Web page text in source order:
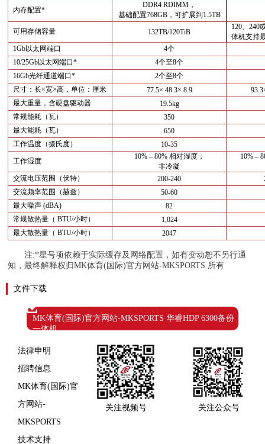
内存配置*
DDR4 RDIMM，
基础配置768GB，可扩展到1.5TB
可用存储容量 132TB/120TiB
120、240
体机支持
1Gb以太网端口
4个
10/25Gb以太网端口*
4个至8个
16Gb光纤通道端口*
2个至8个
尺寸：长×宽×高，单位：厘米 77.5× 48.3× 8.9
最大重量，含硬盘驱动器
19.5kg
常规能耗（瓦）
350
最大能耗（瓦）
650
工作温度（摄氏度）
10-35
工作湿度
10% – 80% 相对湿度，
非冷凝
10% –
交流电压范围（伏特）
200-240
交流频率范围（赫兹）
50-60
最大噪声 (dBA)
82
常规散热量（ BTU/小时）
1,024
最大散热量（ BTU/小时） 2047
注:*星号项依赖于实际缓存及网络配置，如有变动恕不另行通
知，最终解释权归MK体育(国际)官方网站-MKSPORTS 所有
文件下载
MK体育(国际)官方网站-MKSPORTS 华睿HDP 6300备份
一体机
法律申明
招聘信息
MK体育(国际)官
方网站-
MKSPORTS
技术支持
关注视频号 关注公众号